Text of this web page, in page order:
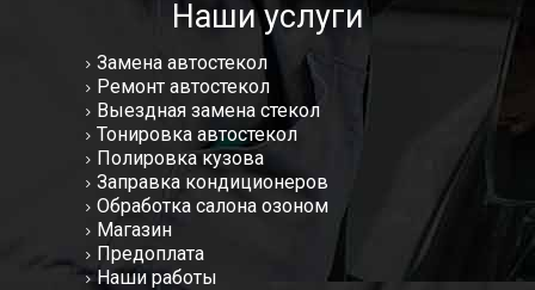
Наши услуги
Замена автостекол
Ремонт автостекол
Выездная замена стекол
Тонировка автостекол
Полировка кузова
Заправка кондиционеров
Обработка салона озоном
Магазин
Предоплата
Наши работы